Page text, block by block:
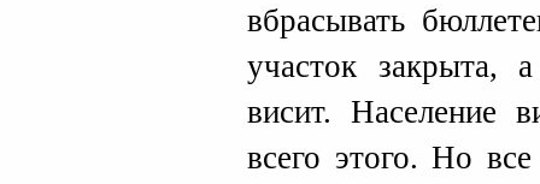
вбрасывать
участок закрыта,
висит. Население
всего этого. Но